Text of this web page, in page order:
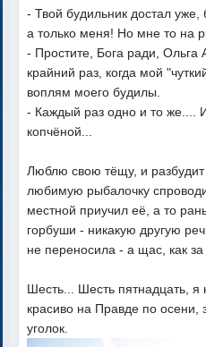
- Твой будильник достал уже,
а только меня! Но мне то на
- Простите, Бога ради,
крайний раз, когда мой
воплям моего будилы.
- Каждый раз одно и то же....
копчёной...
Люблю свою тёщу, и
любимую рыбалочку
местной приучил её, а то
горбуши - никакую другую
не переносила - а щас, как
Шесть... Шесть пятнадцать, я
красиво на Правде по осени,
уголок.